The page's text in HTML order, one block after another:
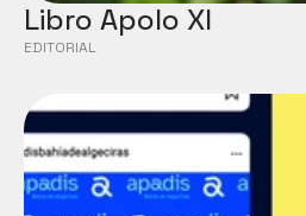
Libro Apolo XI
EDITORIAL